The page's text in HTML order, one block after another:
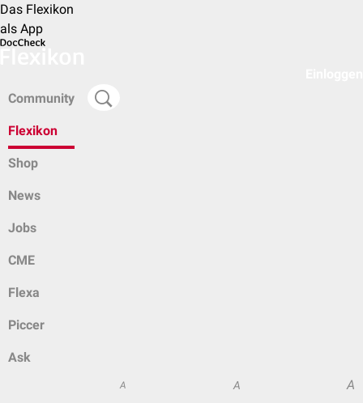
Das Flexikon
als App
Community
Flexikon
Shop
News
Jobs
CME
Flexa
Piccer
Ask
A A A